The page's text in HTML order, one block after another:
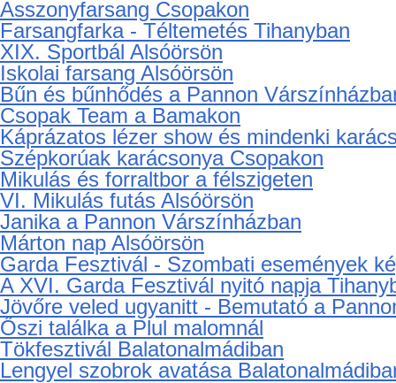
III. Kolbászgyúró Mulatság Tihanyban
Vidám téltemetés Alsóörsön
Téltemetés, tavaszköszöntés
A Padlás musical Csopakon
XVIII. szőlész-borász találkozó Alsóörsön
Asszonyfarsang Csopakon
Farsangfarka - Téltemetés Tihanyban
XIX. Sportbál Alsóörsön
Iskolai farsang Alsóörsön
Bűn és bűnhődés a Pannon
Csopak Team a Bamakon
Káprázatos lézer show és mindenki
Szépkorúak karácsonya Csopakon
Mikulás és forraltbor a félszigeten
VI. Mikulás futás Alsóörsön
Janika a Pannon Várszínházban
Márton nap Alsóörsön
Garda Fesztivál - Szombati események